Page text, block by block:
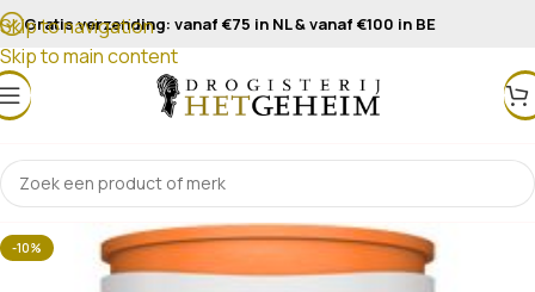
Skip to navigation
Skip to main content
Gratis verzending: vanaf €75 in NL & vanaf €100 in BE
-10%